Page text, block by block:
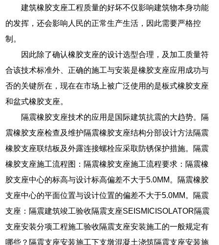
建筑橡胶支座工程质量的好坏不仅影响建筑物本身功能
的发挥，还会影响人民的正常生产生活，因此需要严格控
制。
因此除了确认橡胶支座的设计选型合理，及加工质量符
合该技术标准外、正确的施工与安装是橡胶支座应用成功与
否的关键所在，现在在市场上被广泛使用的是板式橡胶支座
和盆式橡胶支座。
隔震橡胶支座技术的应用是国际建筑抗震的大趋势。隔
震橡胶支座检查及维护隔震橡胶支座结构分部设计方法隔震
橡胶支座联结板及外露连接螺栓应采取防锈保护措施。隔震
橡胶支座施工流程图：隔震橡胶支座施工流程要求：隔震橡
胶支座中心的标高与设计标高偏差不大于5.0MM。隔震橡胶
支座中心的平面位置与设计位置的偏差不大于5.0MM。隔震
支座：隔震建筑竣工验收隔震支座SEISMICISOLATOR隔震
支座安装分项工程施工验收隔震支座安装施工的一般规定有
哪些？隔震支座安装施工下支墩混凝土浇筑隔震支座安装施